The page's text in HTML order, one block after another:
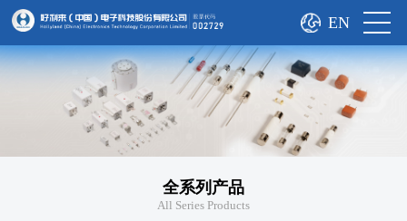
EN
全系列产品
All Series Products